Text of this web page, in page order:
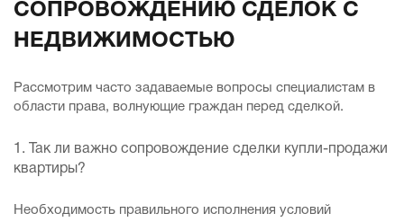
СОПРОВОЖДЕНИЮ СДЕЛОК С
НЕДВИЖИМОСТЬЮ
Рассмотрим часто задаваемые вопросы специалистам в
области права, волнующие граждан перед сделкой.
1. Так ли важно сопровождение сделки купли-продажи
квартиры?
Необходимость правильного исполнения условий